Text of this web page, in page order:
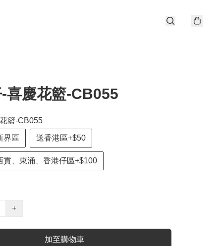
喜慶花籃-CB055
籃-CB055
界區 送香港區+$50
貢、東涌、香港仔區+$100
+
加至購物車